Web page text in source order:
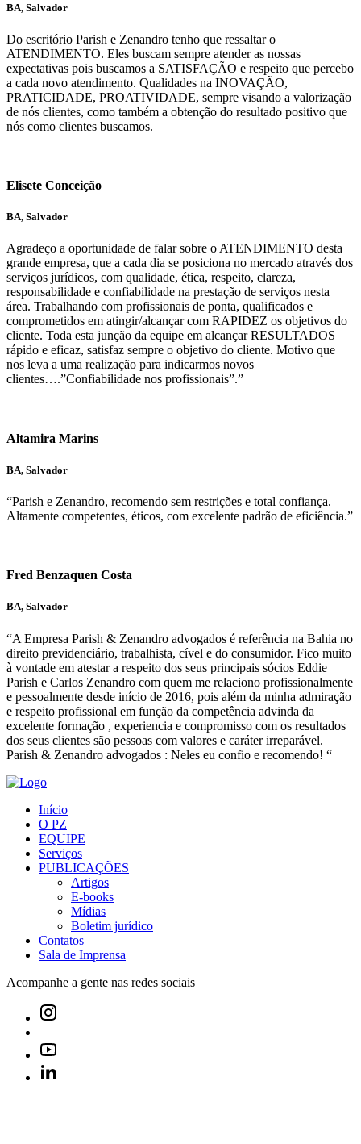
BA, Salvador
Do escritório Parish e Zenandro tenho que ressaltar o
ATENDIMENTO. Eles buscam sempre atender as nossas
expectativas pois buscamos a SATISFAÇÃO e respeito que percebo
a cada novo atendimento. Qualidades na INOVAÇÃO,
PRATICIDADE, PROATIVIDADE, sempre visando a valorização
de nós clientes, como também a obtenção do resultado positivo que
nós como clientes buscamos.
Elisete Conceição
BA, Salvador
Agradeço a oportunidade de falar sobre o ATENDIMENTO desta
grande empresa, que a cada dia se posiciona no mercado através dos
serviços jurídicos, com qualidade, ética, respeito, clareza,
responsabilidade e confiabilidade na prestação de serviços nesta
área. Trabalhando com profissionais de ponta, qualificados e
comprometidos em atingir/alcançar com RAPIDEZ os objetivos do
cliente. Toda esta junção da equipe em alcançar RESULTADOS
rápido e eficaz, satisfaz sempre o objetivo do cliente. Motivo que
nos leva a uma realização para indicarmos novos
clientes….”Confiabilidade nos profissionais”.”
Altamira Marins
BA, Salvador
“Parish e Zenandro, recomendo sem restrições e total confiança.
Altamente competentes, éticos, com excelente padrão de eficiência.”
Fred Benzaquen Costa
BA, Salvador
“A Empresa Parish & Zenandro advogados é referência na Bahia no
direito previdenciário, trabalhista, cível e do consumidor. Fico muito
à vontade em atestar a respeito dos seus principais sócios Eddie
Parish e Carlos Zenandro com quem me relaciono profissionalmente
e pessoalmente desde início de 2016, pois além da minha admiração
e respeito profissional em função da competência advinda da
excelente formação , experiencia e compromisso com os resultados
dos seus clientes são pessoas com valores e caráter irreparável.
Parish & Zenandro advogados : Neles eu confio e recomendo! “
Início
O PZ
EQUIPE
Serviços
PUBLICAÇÕES
Artigos
E-books
Mídias
Boletim jurídico
Contatos
Sala de Imprensa
Acompanhe a gente nas redes sociais